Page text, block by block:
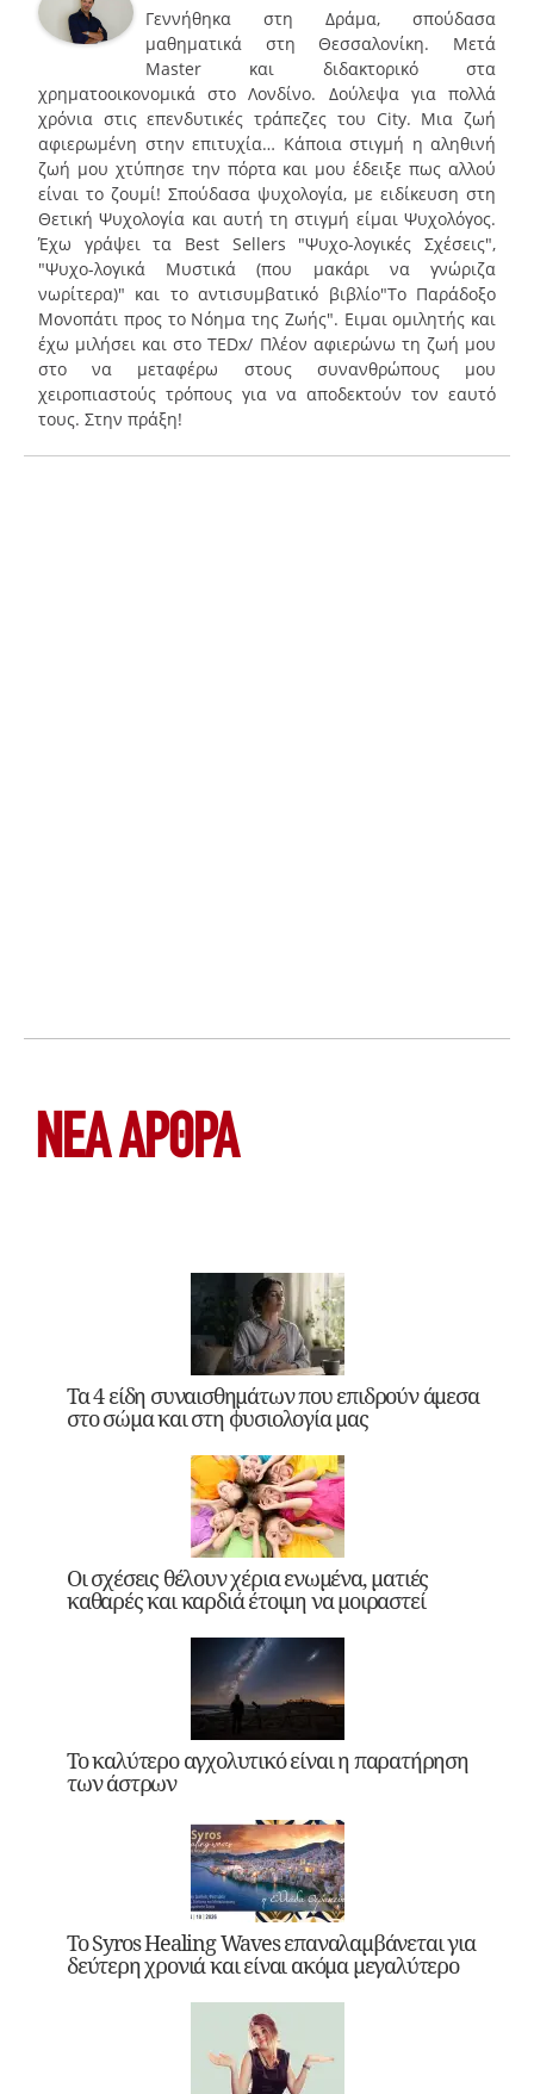
Γεννήθηκα στη Δράμα, σπούδασα
μαθηματικά στη Θεσσαλονίκη. Μετά
Master και διδακτορικό στα
χρηματοοικονομικά στο Λονδίνο. Δούλεψα για πολλά
χρόνια στις επενδυτικές τράπεζες του City. Μια ζωή
αφιερωμένη στην επιτυχία… Κάποια στιγμή η αληθινή
ζωή μου χτύπησε την πόρτα και μου έδειξε πως αλλού
είναι το ζουμί! Σπούδασα ψυχολογία, με ειδίκευση στη
Θετική Ψυχολογία και αυτή τη στιγμή είμαι Ψυχολόγος.
Έχω γράψει τα Best Sellers "Ψυχο-λογικές Σχέσεις",
"Ψυχο-λογικά Μυστικά (που μακάρι να γνώριζα
νωρίτερα)" και το αντισυμβατικό βιβλίο"To Παράδοξο
Μονοπάτι προς το Νόημα της Ζωής". Ειμαι ομιλητής και
έχω μιλήσει και στο ΤEDx/ Πλέον αφιερώνω τη ζωή μου
στο να μεταφέρω στους συνανθρώπους μου
χειροπιαστούς τρόπους για να αποδεκτούν τον εαυτό
τους. Στην πράξη!
ΝΕΑ ΆΡΘΡΑ
Τα 4 είδη συναισθημάτων που επιδρούν άμεσα
στο σώμα και στη φυσιολογία μας
Οι σχέσεις θέλουν χέρια ενωμένα, ματιές
καθαρές και καρδιά έτοιμη να μοιραστεί
Το καλύτερο αγχολυτικό είναι η παρατήρηση
των άστρων
Το Syros Healing Waves επαναλαμβάνεται για
δεύτερη χρονιά και είναι ακόμα μεγαλύτερο